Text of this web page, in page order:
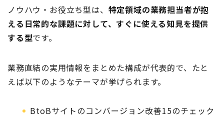
ノウハウ・お役立ち型は、 特定領域の業務担当者が抱
える日常的な課題に対して、すぐに使える知見を提供
する型です。
業務直結の実用情報をまとめた構成が代表的で、たと
えば以下のようなテーマが挙げられます。
BtoBサイトのコンバージョン改善15のチェック